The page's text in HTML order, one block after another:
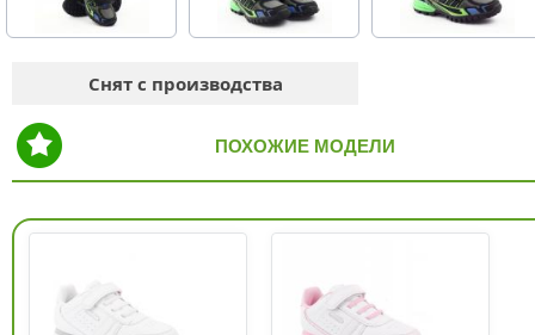
Снят с производства
ПОХОЖИЕ МОДЕЛИ